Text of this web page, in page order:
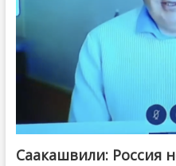
Саакашвили: Россия